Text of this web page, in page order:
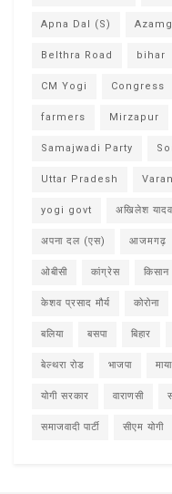
Apna Dal (S)
Belthra Road bihar
CM Yogi Congress
farmers Mirzapur
Samajwadi Party
Uttar Pradesh
yogi govt अखिलेश यादव
अपना दल (एस) आजमगढ़
ओबीसी कांग्रेस किसान
केशव प्रसाद मौर्य कोरोना
बलिया बसपा बिहार
बेल्थरा रोड भाजपा
योगी सरकार वाराणसी
समाजवादी पार्टी सीएम योगी